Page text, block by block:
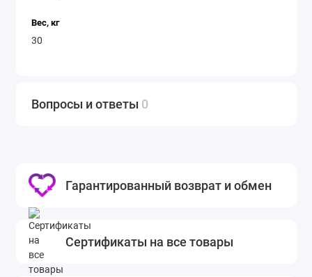
Вес, кг
30
Вопросы и ответы 0
Гарантированный возврат и обмен
Сертификаты на все товары